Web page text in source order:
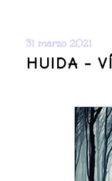
31 marzo 2021
HUIDA -